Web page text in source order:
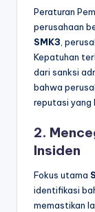
Peraturan
perusahaan
SMK3,
Kepatuhan
dari sanksi
bahwa
reputasi yang
2.
Insiden
Fokus utama
identifikasi
memastikan